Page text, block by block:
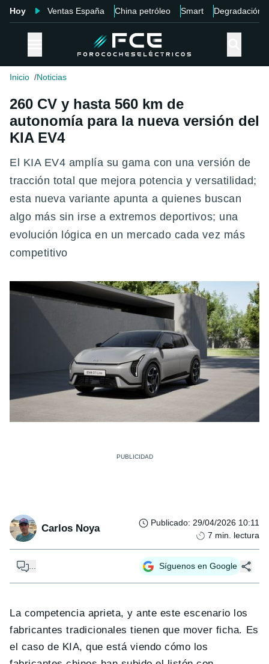
Hoy Ventas España China petróleo Smart Degradación
Inicio Noticias
260 CV y hasta 560 km de
autonomía para la nueva versión del
KIA EV4
El KIA EV4 amplía su gama con una versión de
tracción total que mejora potencia y versatilidad;
esta nueva variante apunta a quienes buscan
algo más sin irse a extremos deportivos; una
evolución lógica en un mercado cada vez más
competitivo
Carlos Noya Publicado: 29/04/2026 10:11
7 min. lectura
... Síguenos en Google
La competencia aprieta, y ante este escenario los
fabricantes tradicionales tienen que mover ficha. Es
el caso de KIA, que está viendo cómo los